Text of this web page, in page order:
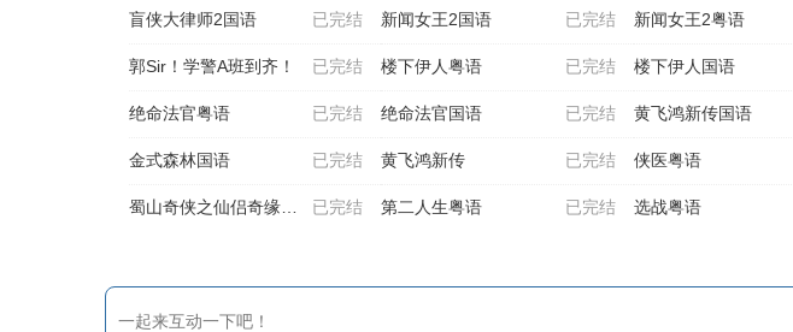
已完结
盲侠大律师2国语 已完结
新闻女王2国语 新闻女王2粤语
已完结
郭Sir！学警A班到齐！ 已完结
楼下伊人粤语 楼下伊人国语
已完结
绝命法官粤语 已完结
绝命法官国语 黄飞鸿新传国语
已完结
金式森林国语 已完结
黄飞鸿新传 侠医粤语
已完结
蜀山奇侠之仙侣奇缘国语 已完结
第二人生粤语 选战粤语